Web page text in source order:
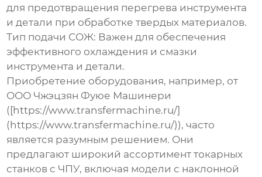
для предотвращения перегрева инструмента
и детали при обработке твердых материалов.
Тип подачи СОЖ: Важен для обеспечения
эффективного охлаждения и смазки
инструмента и детали.
Приобретение оборудования, например, от
ООО Чжэцзян Фуюе Машинери
([https://www.transfermachine.ru/]
(https://www.transfermachine.ru/)), часто
является разумным решением. Они
предлагают широкий ассортимент токарных
станков с ЧПУ, включая модели с наклонной